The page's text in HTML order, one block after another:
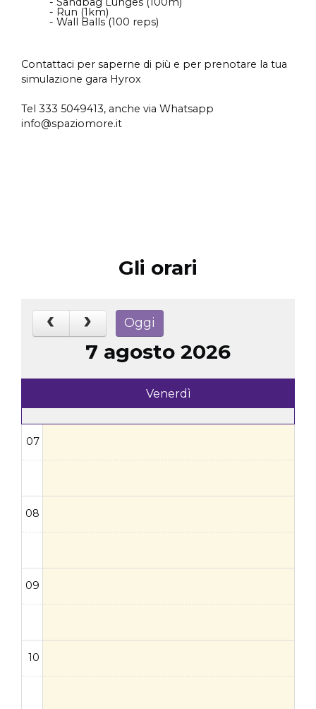
- Run (1km)
- Wall Balls (100 reps)
Contattaci per saperne di più e per prenotare la tua
simulazione gara Hyrox
Tel 333 5049413, anche via Whatsapp
info@spaziomore.it
Gli orari
Oggi
7 agosto 2026
Venerdì
07
08
09
10